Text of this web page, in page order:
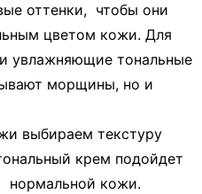
оттенки, чтобы они
цветом кожи. Для
увлажняющие тональные
морщины, но и
выбираем текстуру
крем подойдет
нормальной кожи.